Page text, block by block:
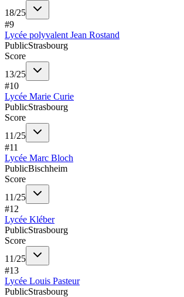
18/25
#9
Lycée polyvalent Jean Rostand
PublicStrasbourg
Score
13/25
#10
Lycée Marie Curie
PublicStrasbourg
Score
11/25
#11
Lycée Marc Bloch
PublicBischheim
Score
11/25
#12
Lycée Kléber
PublicStrasbourg
Score
11/25
#13
Lycée Louis Pasteur
PublicStrasbourg